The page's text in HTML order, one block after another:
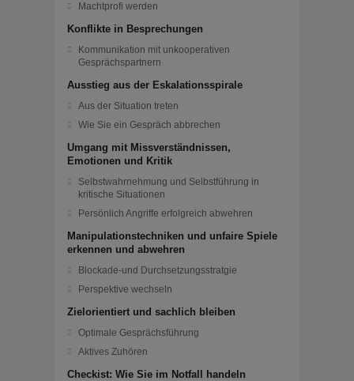
Machtprofi werden
Konflikte in Besprechungen
Kommunikation mit unkooperativen
Gesprächspartnern
Ausstieg aus der Eskalationsspirale
Aus der Situation treten
Wie Sie ein Gespräch abbrechen
Umgang mit Missverständnissen,
Emotionen und Kritik
Selbstwahrnehmung und Selbstführung in
kritische Situationen
Persönlich Angriffe erfolgreich abwehren
Manipulationstechniken und unfaire Spiele
erkennen und abwehren
Blockade-und Durchsetzungsstratgie
Perspektive wechseln
Zielorientiert und sachlich bleiben
Optimale Gesprächsführung
Aktives Zuhören
Checkist: Wie Sie im Notfall handeln